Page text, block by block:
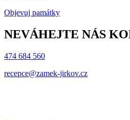
Objevuj památky
NEVÁHEJTE NÁS
474 684 560
recepce@zamek-jirkov.cz